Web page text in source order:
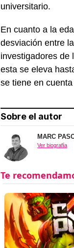
universitario.
En cuanto a la
desviación entre
investigadores de
esta se eleva
se tiene en
Sobre el autor
MARC
Ver biografía